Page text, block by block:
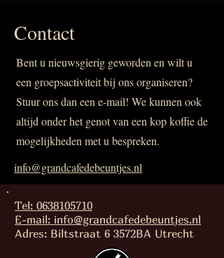
Contact
Bent u nieuwsgierig geworden en wilt u
een groepsactiviteit bij ons organiseren?
Stuur ons dan een e-mail! We kunnen ook
altijd onder het genot van een kop koffie de
mogelijkheden met u bespreken.
info@grandcafedebeuntjes.nl
Tel: 0638105710
E-mail: info@grandcafedebeuntjes.nl
Adres: Biltstraat 6 3572BA Utrecht